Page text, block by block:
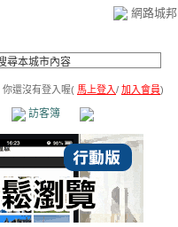
網路城邦
你還沒有登入喔( 馬上登入/ 加入會員)
訪客簿 市政中心